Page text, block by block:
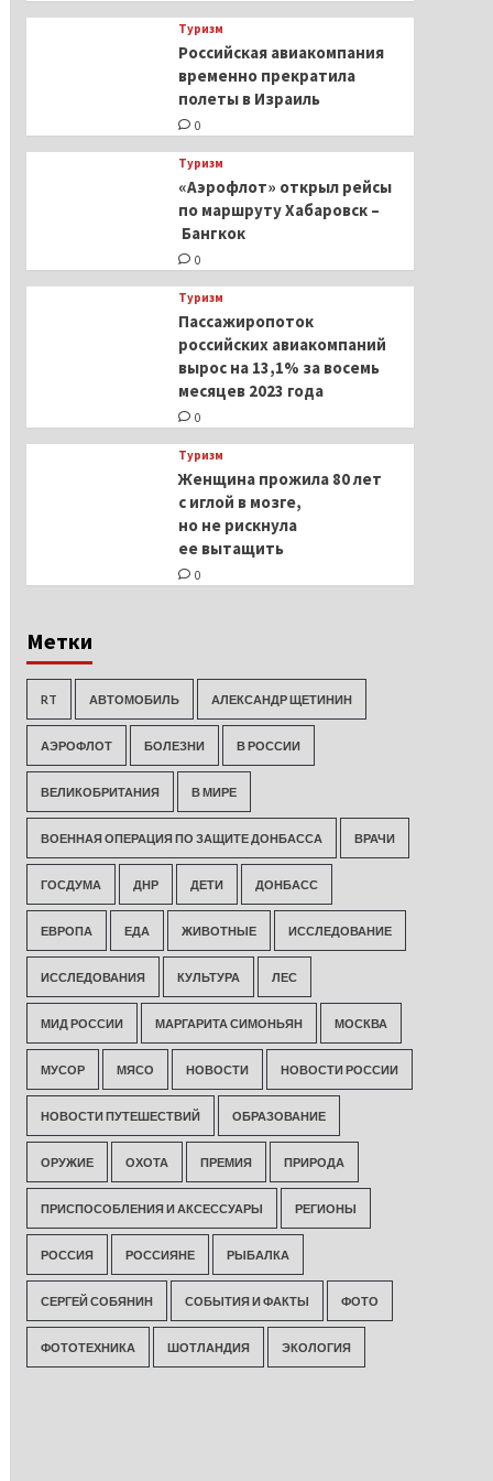
Туризм
Российская авиакомпания
временно прекратила
полеты в Израиль
0
Туризм
«Аэрофлот» открыл рейсы
по маршруту Хабаровск –
Бангкок
0
Туризм
Пассажиропоток
российских авиакомпаний
вырос на 13,1% за восемь
месяцев 2023 года
0
Туризм
Женщина прожила 80 лет
с иглой в мозге,
но не рискнула
ее вытащить
0
Метки
RT АВТОМОБИЛЬ АЛЕКСАНДР ЩЕТИНИН
АЭРОФЛОТ БОЛЕЗНИ В РОССИИ
ВЕЛИКОБРИТАНИЯ В МИРЕ
ВОЕННАЯ ОПЕРАЦИЯ ПО ЗАЩИТЕ ДОНБАССА ВРАЧИ
ГОСДУМА ДНР ДЕТИ ДОНБАСС
ЕВРОПА ЕДА ЖИВОТНЫЕ ИССЛЕДОВАНИЕ
ИССЛЕДОВАНИЯ КУЛЬТУРА ЛЕС
МИД РОССИИ МАРГАРИТА СИМОНЬЯН МОСКВА
МУСОР МЯСО НОВОСТИ НОВОСТИ РОССИИ
НОВОСТИ ПУТЕШЕСТВИЙ ОБРАЗОВАНИЕ
ОРУЖИЕ ОХОТА ПРЕМИЯ ПРИРОДА
ПРИСПОСОБЛЕНИЯ И АКСЕССУАРЫ РЕГИОНЫ
РОССИЯ РОССИЯНЕ РЫБАЛКА
СЕРГЕЙ СОБЯНИН СОБЫТИЯ И ФАКТЫ ФОТО
ФОТОТЕХНИКА ШОТЛАНДИЯ ЭКОЛОГИЯ